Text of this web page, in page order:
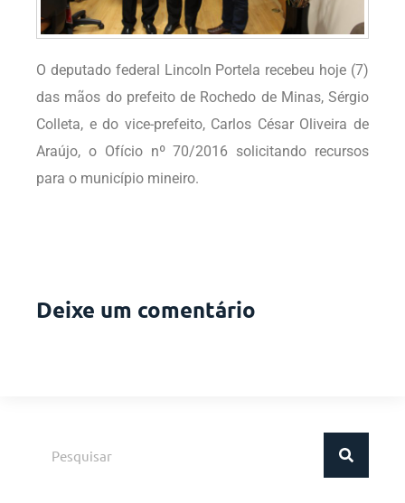
O deputado federal Lincoln Portela recebeu hoje (7)
das mãos do prefeito de Rochedo de Minas, Sérgio
Colleta, e do vice-prefeito, Carlos César Oliveira de
Araújo, o Ofício nº 70/2016 solicitando recursos
para o município mineiro.
Deixe um comentário